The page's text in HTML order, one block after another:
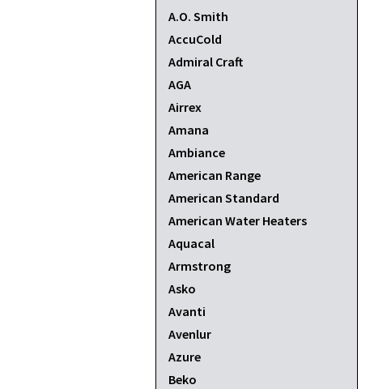
A.O. Smith
AccuCold
Admiral Craft
AGA
Airrex
Amana
Ambiance
American Range
American Standard
American Water Heaters
Aquacal
Armstrong
Asko
Avanti
Avenlur
Azure
Beko